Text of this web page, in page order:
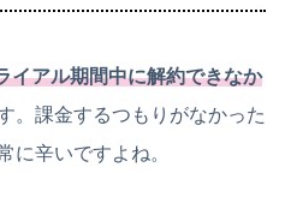
イアル期間中に解約できなか
。課金するつもりがなかった
に辛いですよね。